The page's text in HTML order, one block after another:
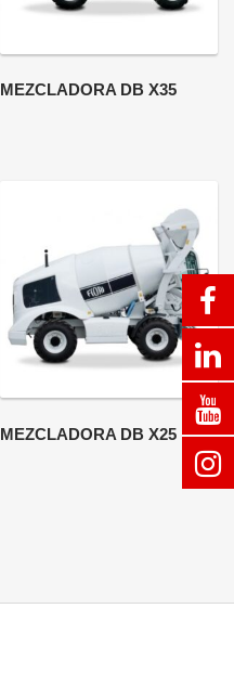
MEZCLADORA DB X35
MEZCLADORA DB X25